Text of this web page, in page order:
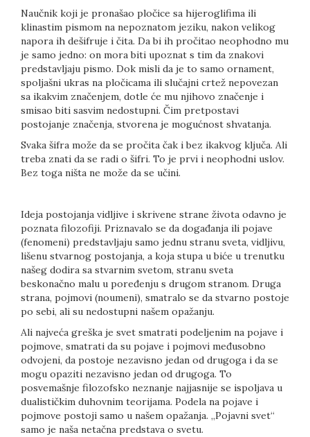
Naučnik koji je pronašao pločice sa hijeroglifima ili
klinastim pismom na nepoznatom jeziku, nakon velikog
napora ih dešifruje i čita. Da bi ih pročitao neophodno mu
je samo jedno: on mora biti upoznat s tim da znakovi
predstavljaju pismo. Dok misli da je to samo ornament,
spoljašni ukras na pločicama ili slučajni crtež nepovezan
sa ikakvim značenjem, dotle će mu njihovo značenje i
smisao biti sasvim nedostupni. Čim pretpostavi
postojanje značenja, stvorena je mogućnost shvatanja.
Svaka šifra može da se pročita čak i bez ikakvog ključa. Ali
treba znati da se radi o šifri. To je prvi i neophodni uslov.
Bez toga ništa ne može da se učini.
Ideja postojanja vidljive i skrivene strane života odavno je
poznata filozofiji. Priznavalo se da događanja ili pojave
(fenomeni) predstavljaju samo jednu stranu sveta, vidljivu,
lišenu stvarnog postojanja, a koja stupa u biće u trenutku
našeg dodira sa stvarnim svetom, stranu sveta
beskonačno malu u poređenju s drugom stranom. Druga
strana, pojmovi (noumeni), smatralo se da stvarno postoje
po sebi, ali su nedostupni našem opažanju.
Ali najveća greška je svet smatrati podeljenim na pojave i
pojmove, smatrati da su pojave i pojmovi međusobno
odvojeni, da postoje nezavisno jedan od drugoga i da se
mogu opaziti nezavisno jedan od drugoga. To
posvemašnje filozofsko neznanje najjasnije se ispoljava u
dualističkim duhovnim teorijama. Podela na pojave i
pojmove postoji samo u našem opažanja. „Pojavni svet“
samo je naša netačna predstava o svetu.